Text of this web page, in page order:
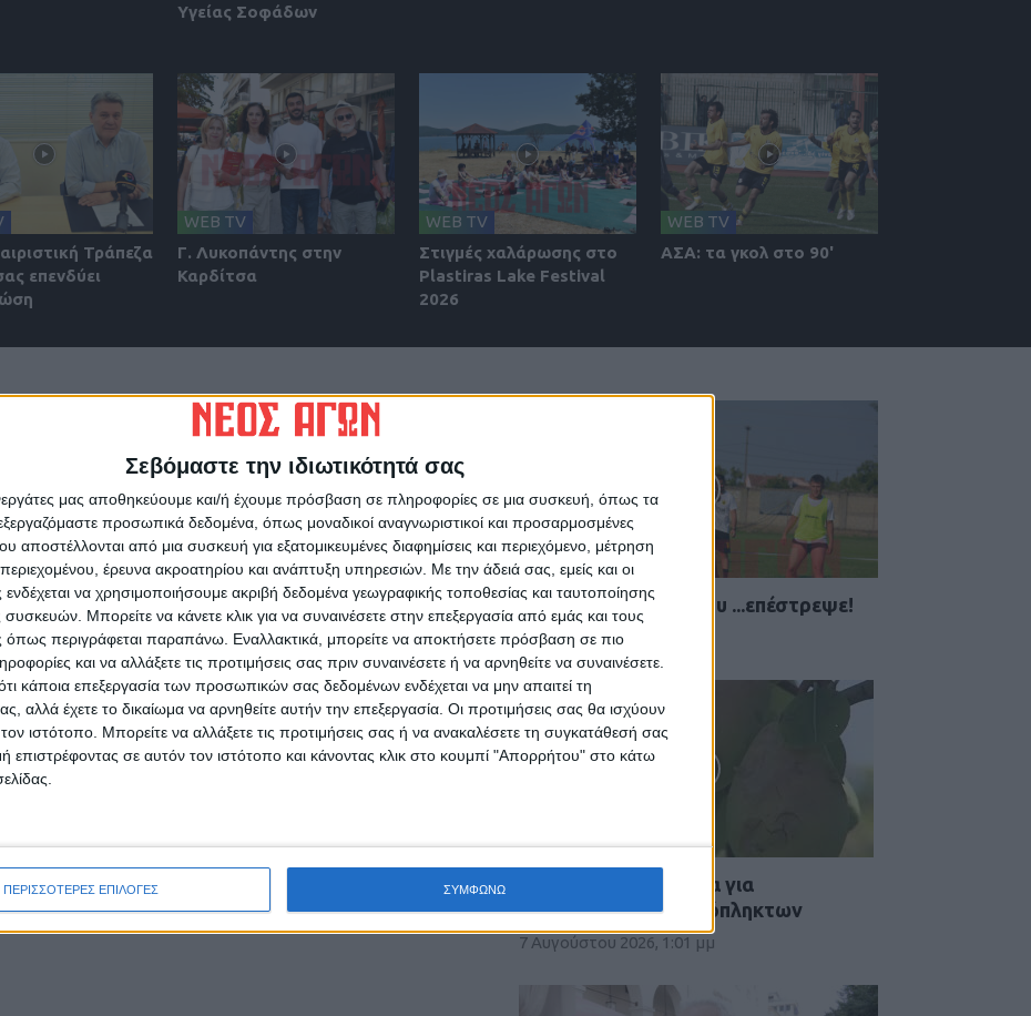
Σεβόμαστε την ιδιωτικότητά σας
μας αποθηκεύουμε και/ή έχουμε πρόσβαση σε πληροφορίες σε μια συσκευή, όπως τα
προσωπικά δεδομένα, όπως μοναδικοί αναγνωριστικοί και προσαρμοσμένες
αποστέλλονται από μια συσκευή για εξατομικευμένες διαφημίσεις και περιεχόμενο, μέτρηση
έρευνα ακροατηρίου και ανάπτυξη υπηρεσιών. Με την άδειά σας, εμείς και οι
να χρησιμοποιήσουμε ακριβή δεδομένα γεωγραφικής τοποθεσίας και ταυτοποίησης
Μπορείτε να κάνετε κλικ για να συναινέσετε στην επεξεργασία από εμάς και τους
όπως περιγράφεται παραπάνω. Εναλλακτικά, μπορείτε να αποκτήσετε πρόσβαση σε πιο
και να αλλάξετε τις προτιμήσεις σας πριν συναινέσετε ή να αρνηθείτε να συναινέσετε.
κάποια επεξεργασία των προσωπικών σας δεδομένων ενδέχεται να μην απαιτεί τη
αλλά έχετε το δικαίωμα να αρνηθείτε αυτήν την επεξεργασία. Οι προτιμήσεις σας θα ισχύουν
ιστότοπο. Μπορείτε να αλλάξετε τις προτιμήσεις σας ή να ανακαλέσετε τη συγκατάθεσή σας
επιστρέφοντας σε αυτόν τον ιστότοπο και κάνοντας κλικ στο κουμπί "Απορρήτου" στο κάτω
ΠΕΡΙΣΣΟΤΕΡΕΣ ΕΠΙΛΟΓΕΣ ΣΥΜΦΩΝΩ
Υγείας Σοφάδων
Τράπεζα
επενδύει
WEB TV
Γ. Λυκοπάντης στην
Καρδίτσα
WEB TV
Στιγμές χαλάρωσης στο
Plastiras Lake Festival
2026
WEB TV
ΑΣΑ: τα γκολ στο 90'
ΝΕΟΣ ΑΓΩΝ στο Google News!
της Καρδίτσας και ευρύτερα της Θεσσαλίας
του
ΕΠΟΜΕΝΟ ΑΡΘΡΟ
Προς δημοπράτηση η επέκταση του δικτύου
ύδρευσης σε περιοχές εντός σχεδίου Καρδίτσας
Πρωινή Εφημερίδα της Καρδίτσας
Ο Αετός Καλλιφωνίου ...επέστρεψε!
7 Αυγούστου 2026, 1:47 μμ
Σύσκεψη στην Αθήνα για
αποζημιώσεις χαλαζόπληκτων
7 Αυγούστου 2026, 1:01 μμ